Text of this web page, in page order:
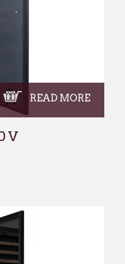
READ MORE
V